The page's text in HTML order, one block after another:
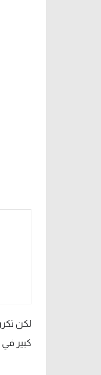
لكن
كبير